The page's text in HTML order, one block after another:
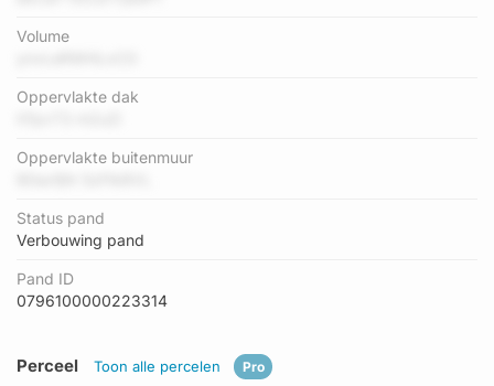
Volume
Oppervlakte dak
Oppervlakte buitenmuur
Status pand
Verbouwing pand
Pand ID
0796100000223314
Perceel Toon alle percelen Pro